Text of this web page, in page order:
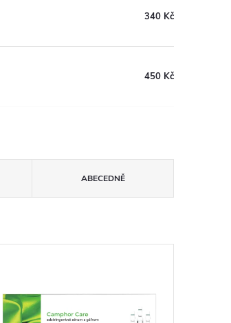
340 Kč
450 Kč
ABECEDNĚ